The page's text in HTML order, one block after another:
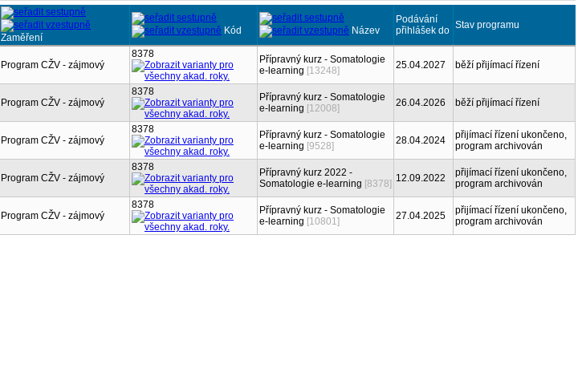
Zaměření
Kód Název
Podávání
přihlášek do Stav programu
Program CŽV - zájmový
8378
Přípravný kurz - Somatologie
e-learning [13248] 25.04.2027 běží přijímací řízení
Program CŽV - zájmový
8378
Přípravný kurz - Somatologie
e-learning [12008] 26.04.2026 běží přijímací řízení
Program CŽV - zájmový
8378
Přípravný kurz - Somatologie
e-learning [9528] 28.04.2024
přijímací řízení ukončeno,
program archivován
Program CŽV - zájmový
8378
Přípravný kurz 2022 -
Somatologie e-learning [8378] 12.09.2022
přijímací řízení ukončeno,
program archivován
Program CŽV - zájmový
8378
Přípravný kurz - Somatologie
e-learning [10801] 27.04.2025
přijímací řízení ukončeno,
program archivován